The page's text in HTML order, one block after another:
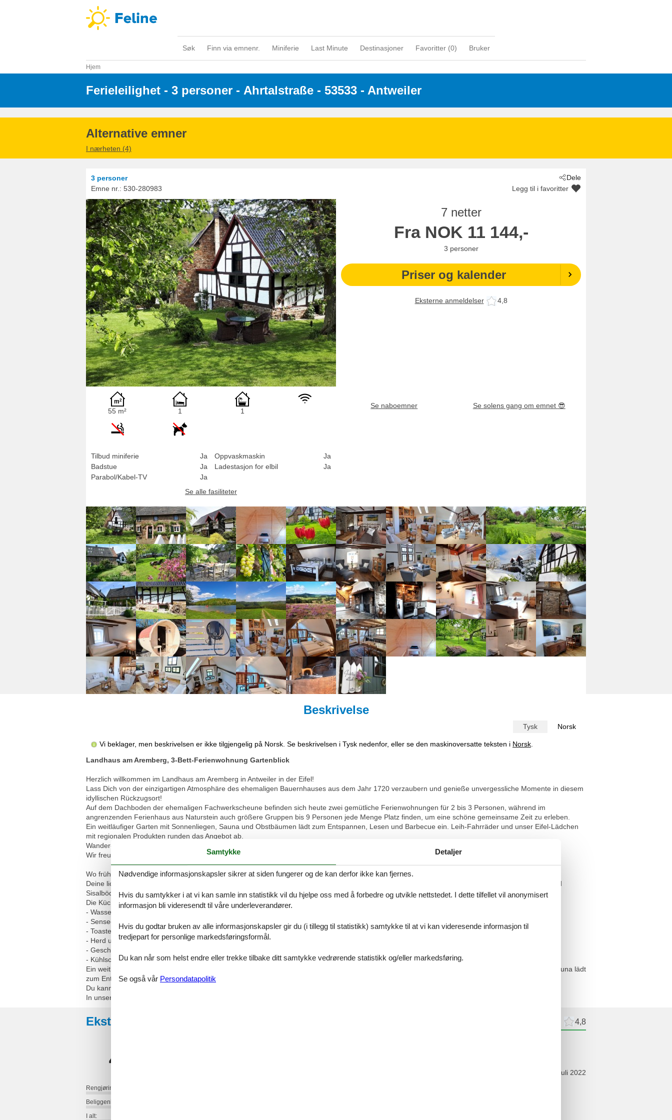
Søk Finn via emnenr. Miniferie Last Minute Destinasjoner Favoritter (0) Bruker
Hjem
Ferieleilighet - 3 personer - Ahrtalstraße - 53533 - Antweiler
Alternative emner
I nærheten (4)
Dele
3 personer
Emne nr.: 530-280983 Legg til i favoritter
7 netter
Fra NOK 11 144,-
3 personer
Priser og kalender
Eksterne anmeldelser 4,8
55 m² 1 1
Tilbud miniferie
Ja
Badstue
Ja
Parabol/Kabel-TV
Ja
Oppvaskmaskin
Ja
Ladestasjon for elbil
Ja
Se alle fasiliteter
Se naboemner Se solens gang om emnet 😎
Beskrivelse
Tysk Norsk
Vi beklager, men beskrivelsen er ikke tilgjengelig på Norsk. Se beskrivelsen i Tysk nedenfor, eller se den maskinoversatte teksten i Norsk
Landhaus am Aremberg, 3-Bett-Ferienwohnung Gartenblick
Herzlich willkommen im Landhaus am Aremberg in Antweiler in der Eifel!
Lass Dich von der einzigartigen Atmosphäre des ehemaligen Bauernhauses aus dem Jahr 1720 verzaubern und genieße unvergessliche Momente in diesem
idyllischen Rückzugsort!
Auf dem Dachboden der ehemaligen Fachwerkscheune befinden sich heute zwei gemütliche Ferienwohnungen für 2 bis 3 Personen, während im
angrenzenden Ferienhaus aus Naturstein auch größere Gruppen bis 9 Personen jede Menge Platz finden, um eine schöne gemeinsame Zeit zu erleben.
Ein weitläufiger Garten mit Sonnenliegen, Sauna und Obstbäumen lädt zum Entspannen, Lesen und Barbecue ein. Leih-Fahrräder und unser Eifel-Lädchen
mit regionalen Produkten runden das Angebot ab.
Wander- und Radwege starten direkt vor der Haustür und auch der legendäre Nürburgring ist nur 12km entfernt.
Wir freuen uns auf Deinen Besuch! Mara, Stephanie & Rolf
Wo früher Heu für die Nutztiere gelagert wurde, haben wir mit viel Liebe zwei wunderschöne Ferienwohnungen ausgebaut.
Deine lichtdurchflutetete Wohnung erstreckt sich über zwei Ebenen. Wir legen viel Wert auf natürliche und hochwertige Materialien wie Holzdielen- und
Sisalböden. Rustikale Antiquitäten machen den Charme der Einrichtung aus.
Die Küche ist komplett eingerichtet und beinhaltet
- Wasserkocher
- Senseo-Kaffeepadmaschine
- Toaster
- Herd und Backofen
- Geschirrspülmaschine
- Kühlschrank mit Gefrierfach
Ein weitläufiger Garten mit Kräutern für die frische Küche sowie vielen verschiedenen Obstbäumen, Sonnenliegen und einer neu angelegten Gartensauna lädt
zum Entspannen, Lesen und Barbecue ein.
Du kannst dein Fahrrad mitbringen oder unsere kostenfreien Leihräder nutzen.
In unserem Eifel-Lädchen findest du regionale Getränke und selbstgemachte Brotaufstriche – dazu Honig aus direkter Nachbarschaft.
Eksterne anmeldelser 4,8
4,8
Rengjøring:
Beliggenhet:
I alt:
juli 2022
Samtykke Detaljer
Nødvendige informasjonskapsler sikrer at siden fungerer og de kan derfor ikke kan fjernes.
Hvis du samtykker i at vi kan samle inn statistikk vil du hjelpe oss med å forbedre og utvikle nettstedet. I dette tilfellet vil anonymisert
informasjon bli videresendt til våre underleverandører.
Hvis du godtar bruken av alle informasjonskapsler gir du (i tillegg til statistikk) samtykke til at vi kan videresende informasjon til
tredjepart for personlige markedsføringsformål.
Du kan når som helst endre eller trekke tilbake ditt samtykke vedrørende statistikk og/eller markedsføring.
Se også vår Persondatapolitik